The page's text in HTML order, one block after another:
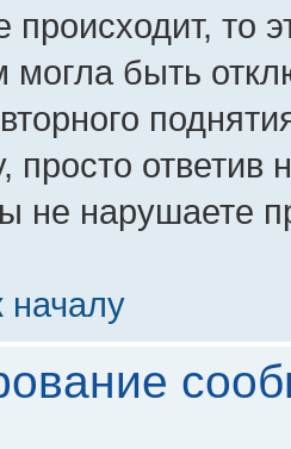
происходит, то
могла быть
просто ответив
не нарушаете
началу